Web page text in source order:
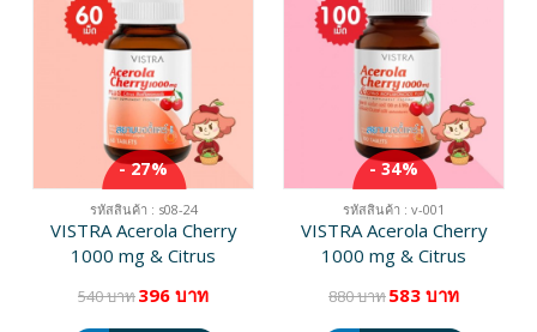
- 27%
รหัสสินค้า : s08-24
VISTRA Acerola Cherry
1000 mg & Citrus
60 เม็ด
540 บาท396 บาท
- 34%
รหัสสินค้า : v-001
VISTRA Acerola Cherry
1000 mg & Citrus
100 เม็ด
880 บาท583 บาท